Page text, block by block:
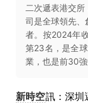
二次遞表港交
司是全球領先、
者。按2024年
第23名，是全
業，也是前30強
新時空訊：深圳